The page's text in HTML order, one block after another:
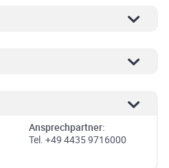
Ansprechpartner:
Tel. +49 4435 9716000